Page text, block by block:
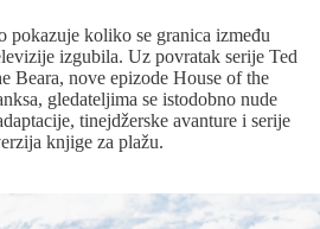
pokazuje koliko se granica između
izgubila. Uz povratak serije Ted
Beara, nove epizode House of the
gledateljima se istodobno nude
tinejdžerske avanture i serije
knjige za plažu.